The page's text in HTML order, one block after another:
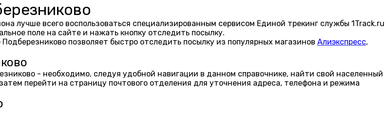
лучше всего воспользоваться специализированным сервисом Единой трекинг службы 1Track.ru
поле на сайте и нажать кнопку отследить посылку.
позволяет быстро отследить посылку из популярных магазинов Алиэкспресс,
- необходимо, следуя удобной навигации в данном справочнике, найти свой населенный
перейти на страницу почтового отделения для уточнения адреса, телефона и режима